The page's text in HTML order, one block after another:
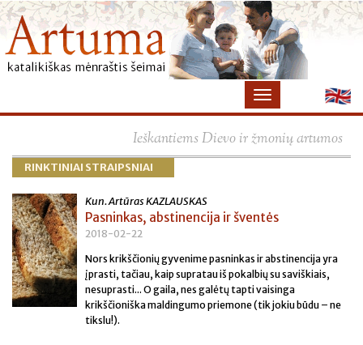
Ieškantiems Dievo ir žmonių artumos
RINKTINIAI STRAIPSNIAI
Kun. Artūras KAZLAUSKAS
Pasninkas, abstinencija ir šventės
2018-02-22
Nors krikščionių gyvenime pasninkas ir abstinencija yra
įprasti, tačiau, kaip supratau iš pokalbių su saviškiais,
nesuprasti... O gaila, nes galėtų tapti vaisinga
krikščioniška maldingumo priemone (tik jokiu būdu – ne
tikslu!).
×